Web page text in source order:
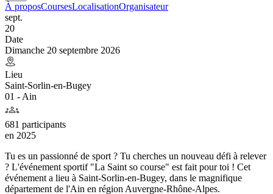
À proposCoursesLocalisationOrganisateur
sept.
20
Date
Dimanche 20 septembre 2026
Lieu
Saint-Sorlin-en-Bugey
01 - Ain
681 participants
en 2025
Tu es un passionné de sport ? Tu cherches un nouveau défi à relever
? L'événement sportif "La Saint so course" est fait pour toi ! Cet
événement a lieu à Saint-Sorlin-en-Bugey, dans le magnifique
département de l'Ain en région Auvergne-Rhône-Alpes.